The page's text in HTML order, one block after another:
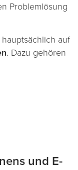
Problemlösung
auf
. Dazu gehören
und E-